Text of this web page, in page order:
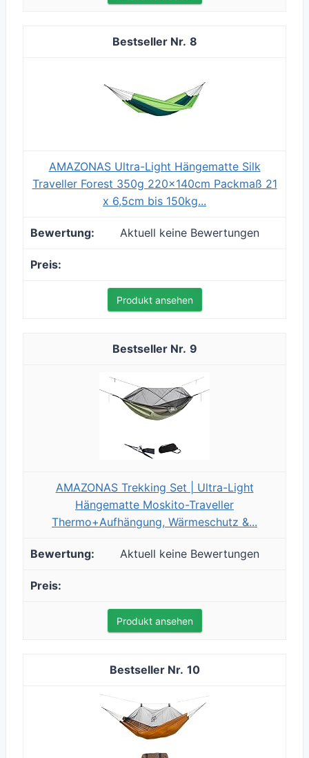
8
AMAZONAS Ultra-Light Hängematte Silk
Traveller Forest 350g 220x140cm Packmaß 21
x 6,5cm bis 150kg...
Aktuell keine Bewertungen
Produkt ansehen
9
AMAZONAS Trekking Set | Ultra-Light
Hängematte Moskito-Traveller
Thermo+Aufhängung, Wärmeschutz &...
Aktuell keine Bewertungen
Produkt ansehen
10